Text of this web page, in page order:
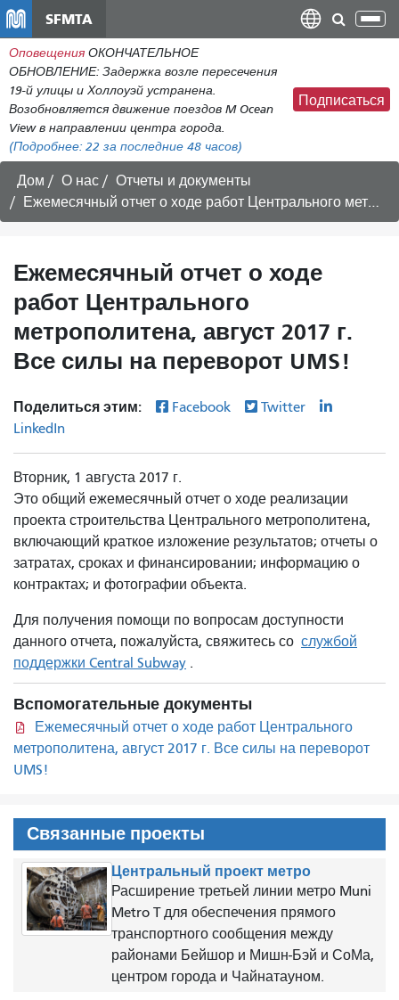
содержанию
SFMTA
Оповещения ОКОНЧАТЕЛЬНОЕ
ОБНОВЛЕНИЕ: Задержка возле пересечения
19-й улицы и Холлоуэй устранена.
Возобновляется движение поездов M Ocean
View в направлении центра города.
(Подробнее: 22 за последние 48 часов)
Подписаться
Дом О нас
Отчеты и документы
Ежемесячный отчет о ходе работ Центрального метрополитена, август 2017 г. Все силы на переворот UMS!
Ежемесячный отчет о ходе
работ Центрального
метрополитена, август 2017 г.
Все силы на переворот UMS!
Поделиться этим: Facebook
Twitter
LinkedIn
Вторник, 1 августа 2017 г.
Это общий ежемесячный отчет о ходе реализации
проекта строительства Центрального метрополитена,
включающий краткое изложение результатов; отчеты о
затратах, сроках и финансировании; информацию о
контрактах; и фотографии объекта.
Для получения помощи по вопросам доступности
данного отчета, пожалуйста, свяжитесь со службой
поддержки Central Subway .
Вспомогательные документы
Ежемесячный отчет о ходе работ Центрального
метрополитена, август 2017 г. Все силы на переворот
UMS!
Связанные проекты
Центральный проект метро
Расширение третьей линии метро Muni
Metro T для обеспечения прямого
транспортного сообщения между
районами Бейшор и Мишн-Бэй и СоМа,
центром города и Чайнатауном.